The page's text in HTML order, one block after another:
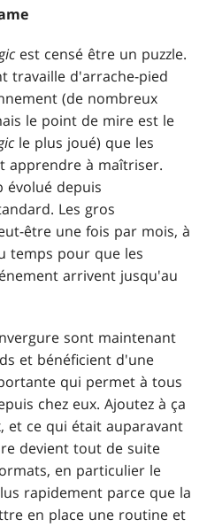
est censé être un puzzle.
travaille d'arrache-pied
(de nombreux
le point de mire est le
le plus joué) que les
apprendre à maîtriser.
évolué depuis
Les gros
être une fois par mois, à
temps pour que les
arrivent jusqu'au
sont maintenant
et bénéficient d'une
qui permet à tous
chez eux. Ajoutez à ça
et ce qui était auparavant
devient tout de suite
en particulier le
rapidement parce que la
en place une routine et